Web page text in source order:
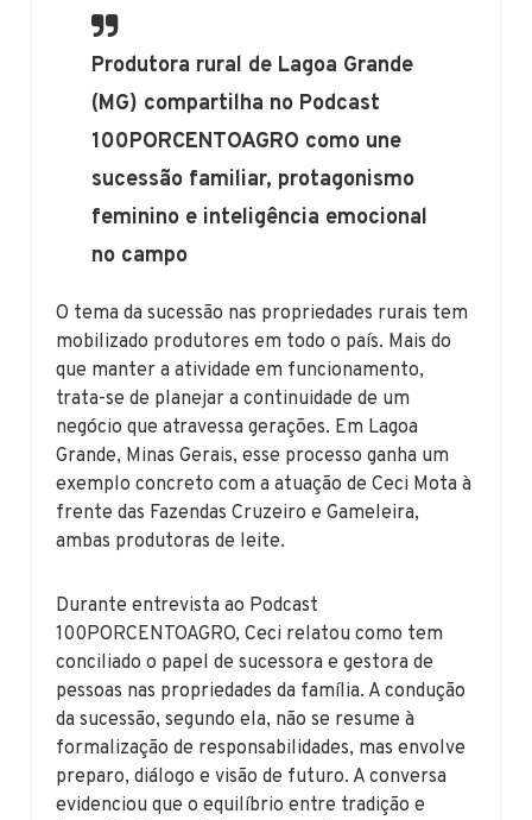
Produtora rural de Lagoa Grande
(MG) compartilha no Podcast
100PORCENTOAGRO como une
sucessão familiar, protagonismo
feminino e inteligência emocional
no campo
O tema da sucessão nas propriedades rurais tem
mobilizado produtores em todo o país. Mais do
que manter a atividade em funcionamento,
trata-se de planejar a continuidade de um
negócio que atravessa gerações. Em Lagoa
Grande, Minas Gerais, esse processo ganha um
exemplo concreto com a atuação de Ceci Mota à
frente das Fazendas Cruzeiro e Gameleira,
ambas produtoras de leite.
Durante entrevista ao Podcast
100PORCENTOAGRO, Ceci relatou como tem
conciliado o papel de sucessora e gestora de
pessoas nas propriedades da família. A condução
da sucessão, segundo ela, não se resume à
formalização de responsabilidades, mas envolve
preparo, diálogo e visão de futuro. A conversa
evidenciou que o equilíbrio entre tradição e